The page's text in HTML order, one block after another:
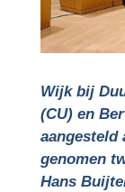
Wijk bij
(CU) en
aangesteld
genomen
Hans